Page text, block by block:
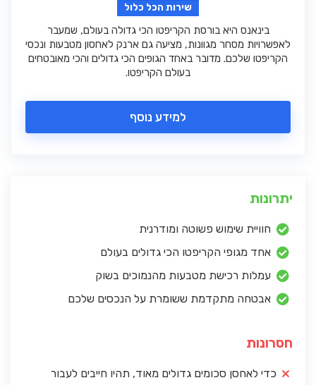
שירות הכל כלול
בינאנס היא בורסת הקריפטו הכי גדולה בעולם, שמעבר
לאפשרויות מסחר מגוונות, מציעה גם ארנק לאחסון מטבעות ונכסי
הקריפטו שלכם. מדובר באחד הגופים הכי גדולים והכי מאובטחים
בעולם הקריפטו.
למידע נוסף
יתרונות
חוויית שימוש פשוטה ומודרנית
אחד מגופי הקריפטו הכי גדולים בעולם
עמלות רכישת מטבעות מהנמוכים בשוק
אבטחה מתקדמת ששומרת על הנכסים שלכם
חסרונות
כדי לאחסן סכומים גדולים מאוד, תהיו חייבים לעבור